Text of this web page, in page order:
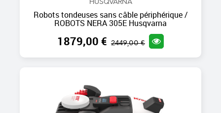
HUSQVARNA
Robots tondeuses sans câble périphérique /
ROBOTS NERA 305E Husqvarna
1879,00 € 2449,00 €